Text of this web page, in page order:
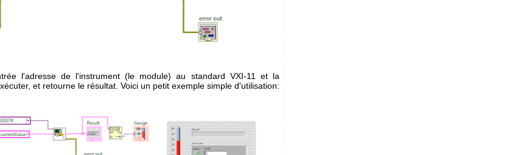
l'adresse de l'instrument (le module) au standard VXI-11 et la
et retourne le résultat. Voici un petit exemple simple d'utilisation: